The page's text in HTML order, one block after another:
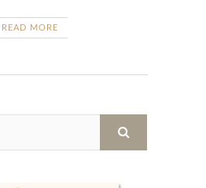
READ MORE